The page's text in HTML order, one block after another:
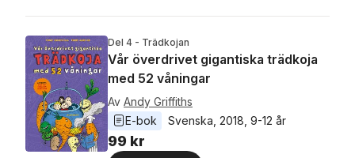
Del 4 - Trädkojan
Vår överdrivet gigantiska trädkoja
med 52 våningar
Av Andy Griffiths
E-bok
Svenska 2018 9-12 år
99 kr